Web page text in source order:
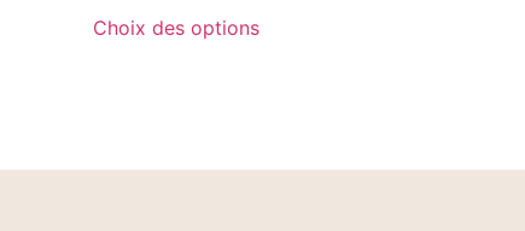
Choix des options